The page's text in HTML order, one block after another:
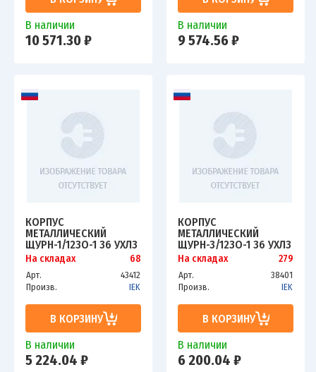
В наличии
10 571.30 ₽
В наличии
9 574.56 ₽
КОРПУС
МЕТАЛЛИЧЕСКИЙ
ЩУРН-1/12ЗО-1 36 УХЛ3
IP31 ИЭК MKM25-N-12-
На складах 68
Арт.
43412
Произв.
IEK
В КОРЗИНУ
В наличии
5 224.04 ₽
КОРПУС
МЕТАЛЛИЧЕСКИЙ
ЩУРН-3/12ЗО-1 36 УХЛ3
IP31 ИЭК MKM35-N-12-
На складах 279
Арт.
38401
Произв.
IEK
В КОРЗИНУ
В наличии
6 200.04 ₽